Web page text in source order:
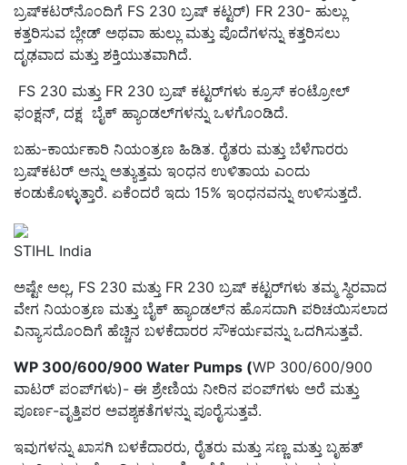
ಬ್ರಷ್‌ಕಟರ್‌ನೊಂದಿಗೆ FS 230 ಬ್ರಷ್ ಕಟ್ಟರ್) FR 230- ಹುಲ್ಲು
ಕತ್ತರಿಸುವ ಬ್ಲೇಡ್ ಅಥವಾ ಹುಲ್ಲು ಮತ್ತು ಪೊದೆಗಳನ್ನು ಕತ್ತರಿಸಲು
ದೃಢವಾದ ಮತ್ತು ಶಕ್ತಿಯುತವಾಗಿದೆ.
FS 230 ಮತ್ತು FR 230 ಬ್ರಷ್ ಕಟ್ಟರ್‌ಗಳು ಕ್ರೂಸ್ ಕಂಟ್ರೋಲ್
ಫಂಕ್ಷನ್, ದಕ್ಷ ಬೈಕ್ ಹ್ಯಾಂಡಲ್‌ಗಳನ್ನು ಒಳಗೊಂಡಿದೆ.
ಬಹು-ಕಾರ್ಯಕಾರಿ ನಿಯಂತ್ರಣ ಹಿಡಿತ. ರೈತರು ಮತ್ತು ಬೆಳೆಗಾರರು
ಬ್ರಷ್‌ಕಟರ್ ಅನ್ನು ಅತ್ಯುತ್ತಮ ಇಂಧನ ಉಳಿತಾಯ ಎಂದು
ಕಂಡುಕೊಳ್ಳುತ್ತಾರೆ. ಏಕೆಂದರೆ ಇದು 15% ಇಂಧನವನ್ನು ಉಳಿಸುತ್ತದೆ.
STIHL India
ಅಷ್ಟೇ ಅಲ್ಲ, FS 230 ಮತ್ತು FR 230 ಬ್ರಷ್ ಕಟ್ಟರ್‌ಗಳು ತಮ್ಮ ಸ್ಥಿರವಾದ
ವೇಗ ನಿಯಂತ್ರಣ ಮತ್ತು ಬೈಕ್ ಹ್ಯಾಂಡಲ್‌ನ ಹೊಸದಾಗಿ ಪರಿಚಯಿಸಲಾದ
ವಿನ್ಯಾಸದೊಂದಿಗೆ ಹೆಚ್ಚಿನ ಬಳಕೆದಾರರ ಸೌಕರ್ಯವನ್ನು ಒದಗಿಸುತ್ತವೆ.
WP 300/600/900 Water Pumps (WP 300/600/900
ವಾಟರ್ ಪಂಪ್‌ಗಳು)- ಈ ಶ್ರೇಣಿಯ ನೀರಿನ ಪಂಪ್‌ಗಳು ಅರೆ ಮತ್ತು
ಪೂರ್ಣ-ವೃತ್ತಿಪರ ಅವಶ್ಯಕತೆಗಳನ್ನು ಪೂರೈಸುತ್ತವೆ.
ಇವುಗಳನ್ನು ಖಾಸಗಿ ಬಳಕೆದಾರರು, ರೈತರು ಮತ್ತು ಸಣ್ಣ ಮತ್ತು ಬೃಹತ್